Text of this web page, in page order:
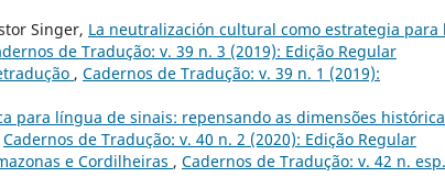
Singer, La neutralización cultural como estrategia para
de Tradução: v. 39 n. 3 (2019): Edição Regular
, Cadernos de Tradução: v. 39 n. 1 (2019):
para língua de sinais: repensando as dimensões
Cadernos de Tradução: v. 40 n. 2 (2020): Edição Regular
e Cordilheiras , Cadernos de Tradução: v. 42 n.